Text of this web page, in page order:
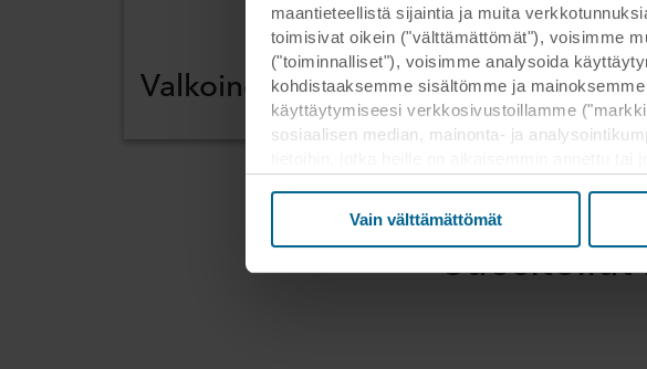
maantieteellistä sijaintia ja muita
toimisivat oikein ("välttämättömät"), voisimme
("toiminnalliset"), voisimme analysoida
kohdistaaksemme sisältömme ja
käyttäytymiseesi verkkosivustoillamme
sosiaalisen median, mainonta- ja
tietosuojakäytäntöön ja siitä, kuinka kauan
Vain välttämättömät
Valkoinen